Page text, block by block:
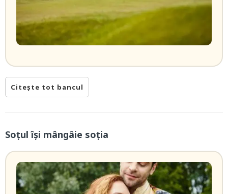
Citește tot bancul
Soțul își mângâie soția